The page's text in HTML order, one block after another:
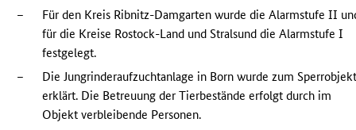
–
Für den Kreis Ribnitz-Damgarten wurde die Alarmstufe II
für die Kreise Rostock-Land und Stralsund die Alarmstufe I
festgelegt.
–
Die Jungrinderaufzuchtanlage in Born wurde zum
erklärt. Die Betreuung der Tierbestände erfolgt durch im
Objekt verbleibende Personen.